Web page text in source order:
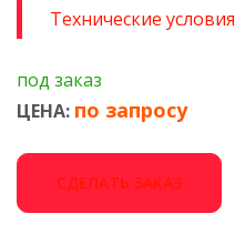
Технические условия
под заказ
ЦЕНА: по запросу
СДЕЛАТЬ ЗАКАЗ